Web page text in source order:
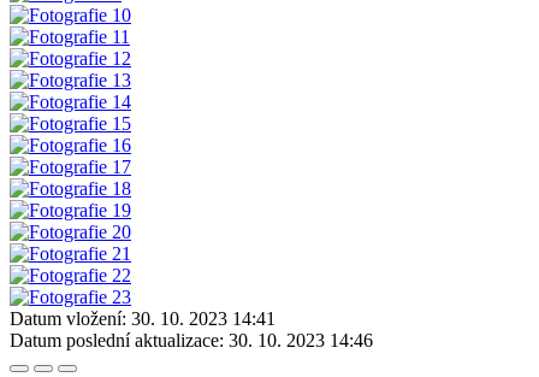
Datum vložení: 30. 10. 2023 14:41
Datum poslední aktualizace: 30. 10. 2023 14:46